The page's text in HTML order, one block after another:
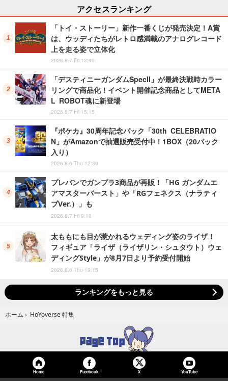
アクセスランキング
「トイ・ストーリー」新作一番くじが発売決定！A賞
は、ウッディたちがレトロ感満載のアナログレコード
上を走る姿で立体化
2026.8.7 Fri 12:40
「デスティニーガンダムSpecII」が最終決戦時カラー
リングで商品化！イベント開催記念商品としてMETA
L ROBOT魂に新登場
2026.8.7 Fri 15:15
『ポケカ』30周年記念パック「30th CELEBRATIO
N」がAmazonで抽選販売受付中！1BOX（20パック
入り）
2026.8.6 Thu 12:30
プレバンでガンプラ3商品が再販！「HG ガンダムエ
アマスターバースト」や「RGフェネクス（ナラティ
ブVer.）」も
2026.8.7 Fri 9:10
太ももにも目が惹かれるウェディング姿のライザ！
フィギュア「ライザ（ライザリン・シュタウト）ウェ
ディングStyle」が8月7日より予約受付開始
2026.8.6 Thu 19:15
ランキングをもっと見る
ホーム › HoYoverse 特集
Home Facebook X YouTube